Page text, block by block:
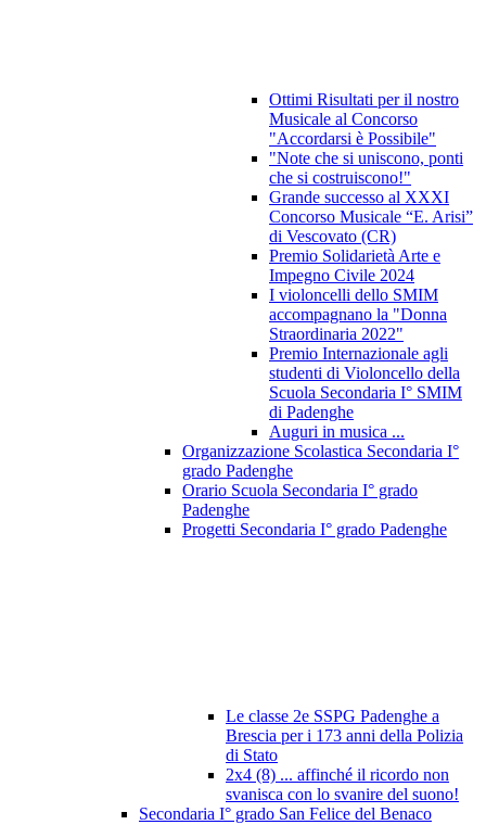
Ottimi Risultati per il nostro
Musicale al Concorso
"Accordarsi è Possibile"
"Note che si uniscono, ponti
che si costruiscono!"
Grande successo al XXXI
Concorso Musicale “E. Arisi”
di Vescovato (CR)
Premio Solidarietà Arte e
Impegno Civile 2024
I violoncelli dello SMIM
accompagnano la "Donna
Straordinaria 2022"
Premio Internazionale agli
studenti di Violoncello della
Scuola Secondaria I° SMIM
di Padenghe
Auguri in musica ...
Organizzazione Scolastica Secondaria I°
grado Padenghe
Orario Scuola Secondaria I° grado
Padenghe
Progetti Secondaria I° grado Padenghe
Le classe 2e SSPG Padenghe a
Brescia per i 173 anni della Polizia
di Stato
2x4 (8) ... affinché il ricordo non
svanisca con lo svanire del suono!
Secondaria I° grado San Felice del Benaco